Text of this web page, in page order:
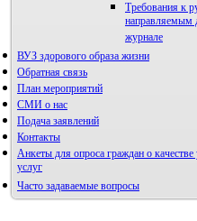
Правила
Требования к
направляемым
журнале
ВУЗ здорового образа жизни
Фотогалерея
Обратная связь
План мероприятий
СМИ о нас
Подача заявлений
Контакты
Анкеты для опроса граждан о качестве
услуг
Часто задаваемые вопросы